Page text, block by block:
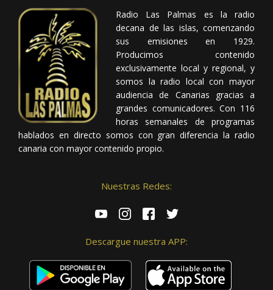
Radio Las Palmas es la radio
decana de las islas, comenzando
sus emisiones en 1929.
Producimos contenido
exclusivamente local y regional, y
somos la radio local con mayor
audiencia de Canarias gracias a
grandes comunicadores. Con 116
horas semanales de programas
hablados en directo somos con gran diferencia la radio
canaria con mayor contenido propio.
Nuestras Redes:
Descargue nuestra APP: